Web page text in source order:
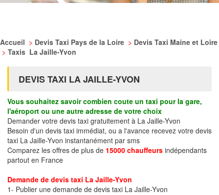
Accueil > Devis Taxi Pays de la Loire > Devis Taxi Maine et Loire
> Taxis La Jaille-Yvon
DEVIS TAXI LA JAILLE-YVON
Vous souhaitez savoir combien coute un taxi pour la gare,
l'aéroport ou une autre adresse de votre choix
Demander votre devis taxi gratuitement à La Jaille-Yvon
Besoin d'un devis taxi immédiat, ou a l'avance recevez votre devis
taxi La Jaille-Yvon instantanément par sms
Comparez les offres de plus de 15000 chauffeurs indépendants
partout en France
Demande de devis taxi La Jaille-Yvon
1- Publier une demande de devis taxi La Jaille-Yvon